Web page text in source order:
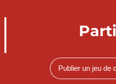
Publier un jeu de